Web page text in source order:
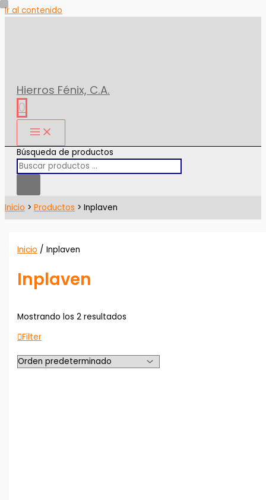
Ir al contenido
Hierros Fénix, C.A.
0
Búsqueda de productos
Inicio Productos Inplaven
Inicio / Inplaven
Inplaven
Mostrando los 2 resultados
Filter